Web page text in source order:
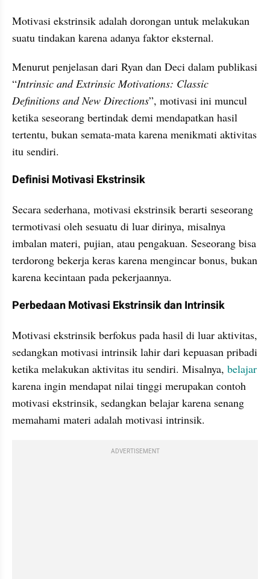
Motivasi ekstrinsik adalah dorongan untuk melakukan
suatu tindakan karena adanya faktor eksternal.
Menurut penjelasan dari Ryan dan Deci dalam publikasi
“Intrinsic and Extrinsic Motivations: Classic
Definitions and New Directions”, motivasi ini muncul
ketika seseorang bertindak demi mendapatkan hasil
tertentu, bukan semata-mata karena menikmati aktivitas
itu sendiri.
Definisi Motivasi Ekstrinsik
Secara sederhana, motivasi ekstrinsik berarti seseorang
termotivasi oleh sesuatu di luar dirinya, misalnya
imbalan materi, pujian, atau pengakuan. Seseorang bisa
terdorong bekerja keras karena mengincar bonus, bukan
karena kecintaan pada pekerjaannya.
Perbedaan Motivasi Ekstrinsik dan Intrinsik
Motivasi ekstrinsik berfokus pada hasil di luar aktivitas,
sedangkan motivasi intrinsik lahir dari kepuasan pribadi
ketika melakukan aktivitas itu sendiri. Misalnya, belajar
karena ingin mendapat nilai tinggi merupakan contoh
motivasi ekstrinsik, sedangkan belajar karena senang
memahami materi adalah motivasi intrinsik.
ADVERTISEMENT